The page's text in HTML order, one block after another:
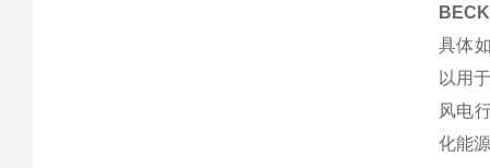
具体
以用
风电
化能